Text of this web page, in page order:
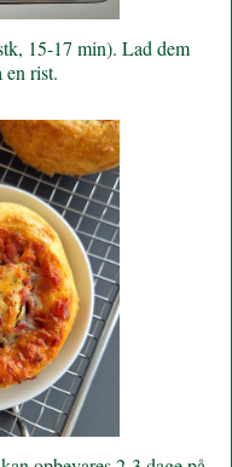
15-17 min). Lad dem
en rist.